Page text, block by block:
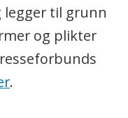
legger til grunn
og plikter
.